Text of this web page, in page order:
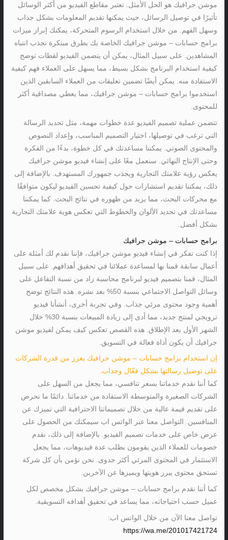
موشن جرافيك هو الحل الأمثل. تعتبر مقاطع الفيديو من أكثر الوسائل
تأثيرًا في توصيل الرسائل، حيث يمكنها تقديم المعلومات بشكل جذاب
وسهل الفهم. من خلال استخدام الرسوم المتحركة، يمكنك إبراز ميزات
برامج حسابات – موشن جرافيك الخاصة بك بطرق مبتكرة تجذب انتباه
المشاهدين. على سبيل المثال، يمكن أن يتضمن الفيديو لقطات توضح
كيفية استخدام البرنامج بشكل بسيط، مما يسهل على العملاء فهم كيفية
الاستفادة منه. يمكن أيضًا تضمين تعليقات من العملاء السابقين الذين
استخدموا برامج حسابات – موشن جرافيك، مما يعطي مصداقية أكثر
للمحتوى.
تتضمن عملية تصميم الفيديو عدة خطوات مهمة، مثل تحديد الرسالة
التي ترغب في توصيلها، اختيار التصميم المناسب، وإعداد النصوص
والمحتوى الصوتي. يمكننا مساعدتك في كل خطوة، بدءًا من الفكرة
وحتى الإنتاج النهائي. سنعمل معًا على إنشاء فيديو موشن جرافيك
يعكس رؤية علامتك التجارية ويجذب جمهورك المستهدف. بالإضافة إلى
ذلك، يمكننا تقديم استشارات حول كيفية تحسين الفيديو ليكون متوافقًا
مع محركات البحث، مما يزيد من ظهوره في نتائج البحث. كما يمكننا
مساعدتك في تحديد الألوان والخطوط التي تعكس هوية علامتك التجارية
بشكل أفضل.
برامج حسابات – موشن جرافيك
إذا كنت تفكر في إنشاء فيديو موشن جرافيك، فإننا نقدم لك أمثلة على
أعمال سابقة قمنا بها لمساعدة عملائنا في تحقيق أهدافهم. على سبيل
المثال، قمنا بتصميم فيديو لبرنامج محاسبة زاد من نسبة التفاعل على
وسائل التواصل الاجتماعي بنسبة 50% بعد نشره. هذه النتائج توضح
أهمية وجود محتوى مرئي جذاب. وفي تجربة أخرى، أنشأنا فيديو
ترويجي لمنتج جديد، مما أدى إلى زيادة المبيعات بنسبة 30% خلال
الشهر الأول بعد الإطلاق. هذه القصص تعكس كيف يمكن لفيديو موشن
جرافيك أن يكون أداة فعالة في التسويق.
إن استخدام برامج حسابات – موشن جرافيك يعزز من قدرة الشركات
على توصيل رسالتها بشكل فعّال وجذاب.
كما أننا نقدم خدماتنا بسعر تنافسي، مما يجعل من السهل على
الشركات الصغيرة والمتوسطة الاستفادة من خدماتنا. دائمًا ما نحرص
على تقديم قيمة عالية من خلال تصميماتنا الاحترافية التي تميزك عن
المنافسين. التواصل معنا عبر الواتس اب سيمكنك من الحصول على
عرض خاص على خدمات تصميم الفيديو. بالإضافة إلى ذلك، نقدم
خصومات للعملاء الذين يقومون بطلب عدة فيديوهات، مما يجعل
الاستثمار في المحتوى المرئي أكثر جدوى. نحن نؤمن بأن كل شركة
تستحق محتوى يبرز هويتها ويميزها عن الآخرين.
كما أننا نقدم برامج حسابات – موشن جرافيك بشكل مخصص لكل
عميل حسب احتياجاته، مما يساعد في تحقيق أهدافه التسويقية.
تواصل معنا الآن من خلال الواتس اب:
https://wa.me/201017421724